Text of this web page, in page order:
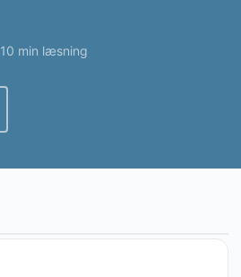
10 min læsning